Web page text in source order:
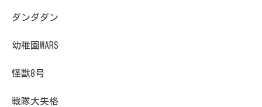
ダンダダン
幼稚園WARS
怪獣8号
戦隊大失格